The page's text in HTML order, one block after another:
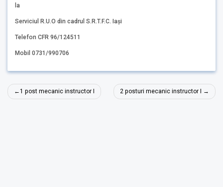
la
Serviciul R.U.O din cadrul S.R.T.F.C. Iași
Telefon CFR 96/124511
Mobil 0731/990706
Navigare
în
1 post mecanic instructor I 2 posturi mecanic instructor I